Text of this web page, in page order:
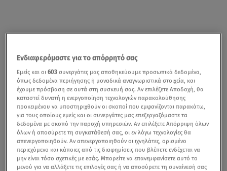
Ενδιαφερόμαστε για το απόρρητό σας
Εμείς και οι603 συνεργάτες μας αποθηκεύουμε προσωπικά δεδομένα,
όπως δεδομένα περιήγησης ή μοναδικά αναγνωριστικά στοιχεία, και
έχουμε πρόσβαση σε αυτά στη συσκευή σας. Αν επιλέξετε Αποδοχή, θα
καταστεί δυνατή η ενεργοποίηση τεχνολογιών παρακολούθησης
προκειμένου να υποστηριχθούν οι σκοποί που εμφανίζονται παρακάτω,
για τους οποίους εμείς και οι συνεργάτες μας επεξεργαζόμαστε τα
δεδομένα με σκοπό την παροχή υπηρεσιών. Αν επιλέξετε Απόρριψη όλων
όλων ή αποσύρετε τη συγκατάθεσή σας, οι εν λόγω τεχνολογίες θα
απενεργοποιηθούν. Αν απενεργοποιηθούν οι ιχνηλάτες, ορισμένο
περιεχόμενο και κάποιες από τις διαφημίσεις που βλέπετε ενδέχεται να
μην είναι τόσο σχετικές με εσάς. Μπορείτε να επανεμφανίσετε αυτό το
μενού για να αλλάξετε τις επιλογές σας ή να αποσύρετε τη συναίνεσή σας